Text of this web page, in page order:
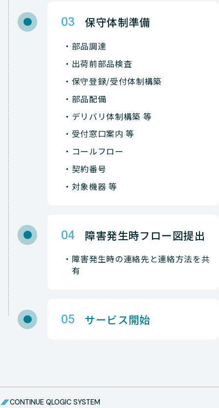
03 保守体制準備
部品調達
出荷前部品検査
保守登録/受付体制構築
部品配備
デリバリ体制構築 等
受付窓口案内 等
コールフロー
契約番号
対象機器 等
04 障害発生時フロー図提出
障害発生時の連絡先と連絡方法を共
有
05 サービス開始
CONTINUE QLOGIC SYSTEM